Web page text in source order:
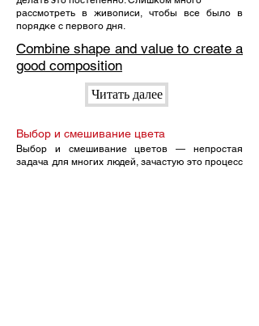
рассмотреть в живописи, чтобы все было в
порядке с первого дня.
Combine shape and value to create a
good composition
Читать далее
Выбор и смешивание цвета
Выбор и смешивание цветов — непростая
задача для многих людей, зачастую это процесс